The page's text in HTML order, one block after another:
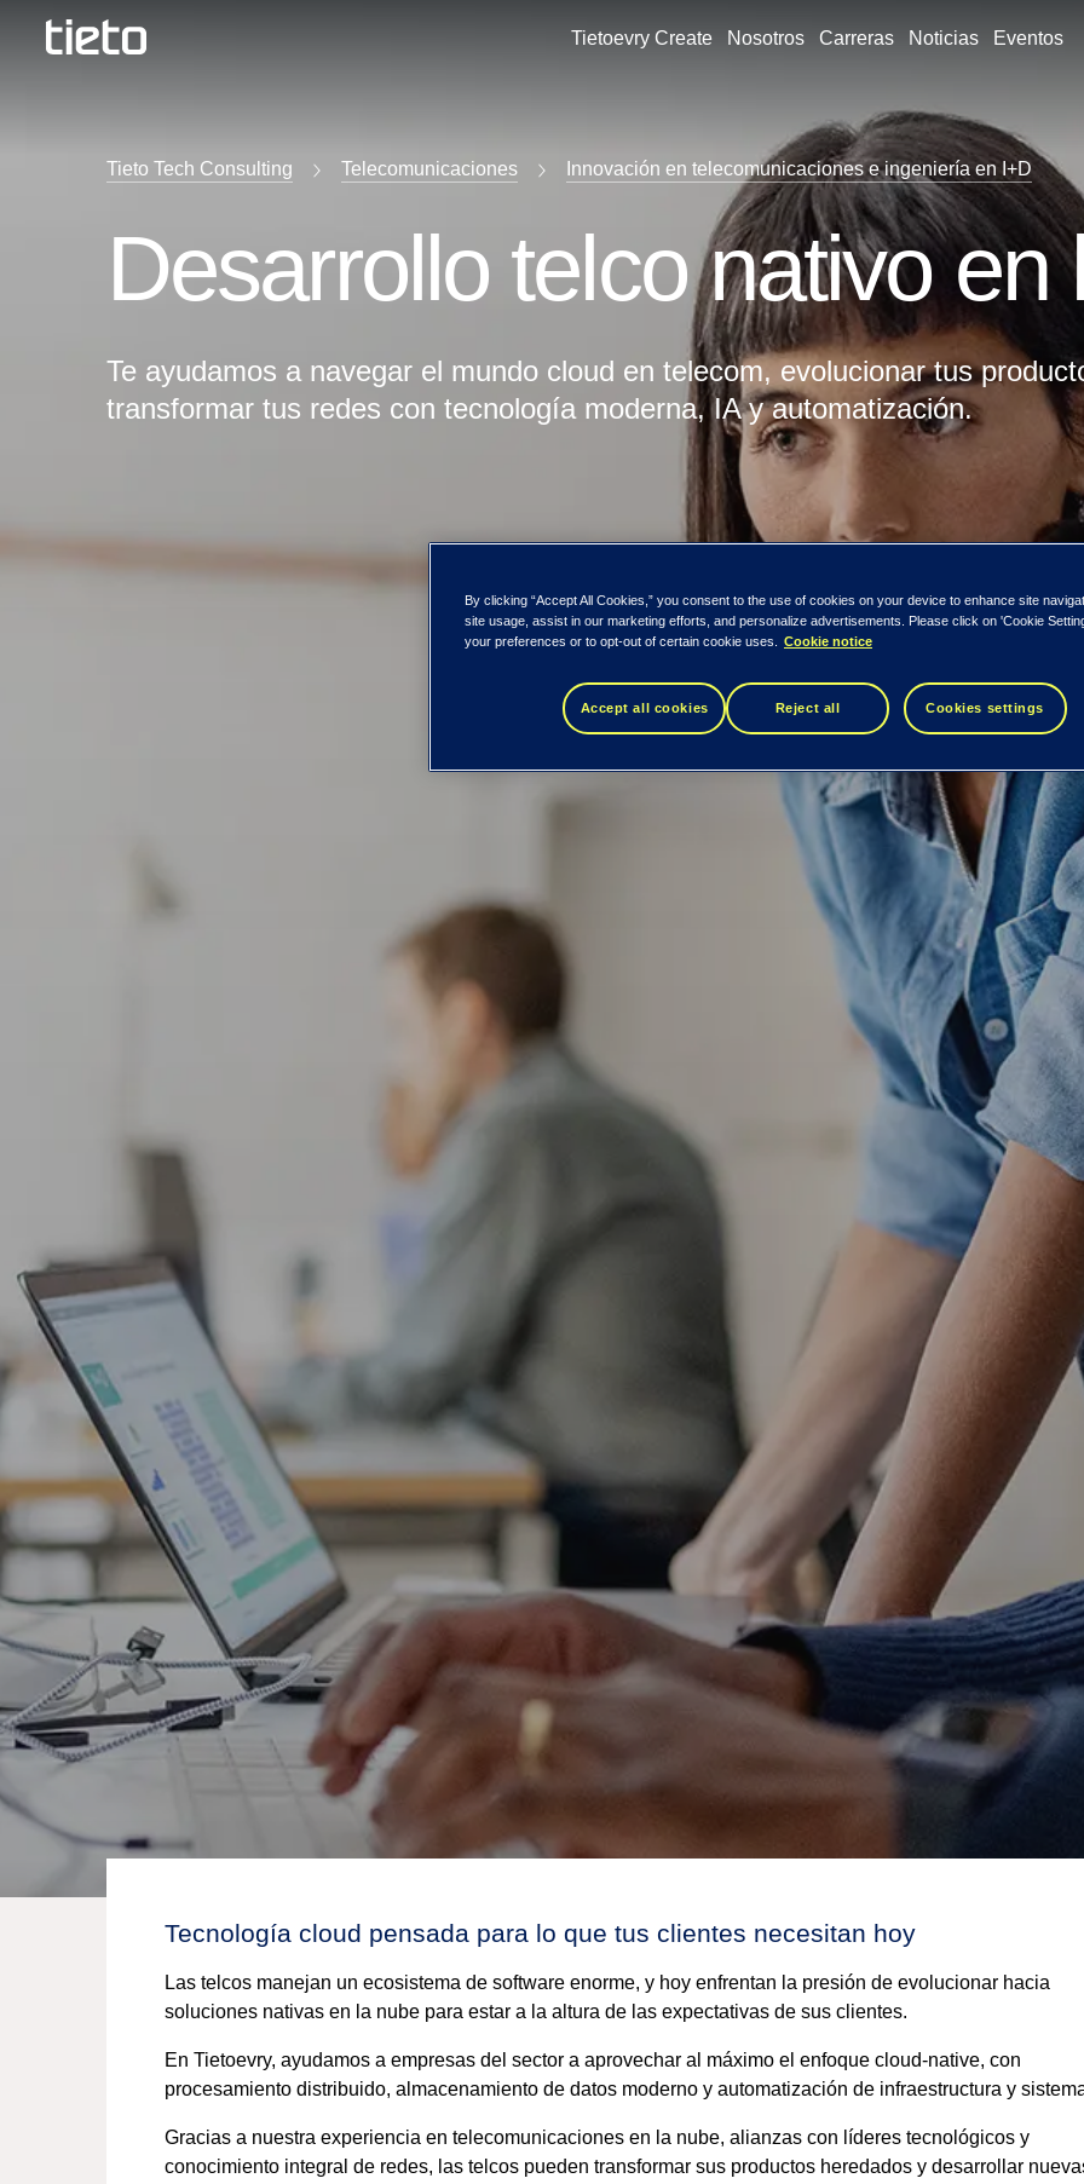
Tietoevry Create Nosotros Carreras Noticias Eventos
Tieto Tech Consulting Telecomunicaciones Innovación en telecomunicaciones e ingeniería en I+D
Desarrollo telco nativo en
Te ayudamos a navegar el mundo cloud en telecom, evolucionar tus
transformar tus redes con tecnología moderna, IA y automatización.
Tecnología cloud pensada para lo que tus clientes necesitan hoy
Las telcos manejan un ecosistema de software enorme, y hoy enfrentan la presión de evolucionar hacia
soluciones nativas en la nube para estar a la altura de las expectativas de sus clientes.
En Tietoevry, ayudamos a empresas del sector a aprovechar al máximo el enfoque cloud-native, con
procesamiento distribuido, almacenamiento de datos moderno y automatización de infraestructura y
Gracias a nuestra experiencia en telecomunicaciones en la nube, alianzas con líderes tecnológicos y
conocimiento integral de redes, las telcos pueden transformar sus productos heredados y desarrollar
By clicking “Accept All Cookies,” you consent to the use of cookies on your device to enhance site
site usage, assist in our marketing efforts, and personalize advertisements. Please click on 'Cookie
your preferences or to opt-out of certain cookie uses.
Cookie notice
Accept all cookies Reject all Cookies settings